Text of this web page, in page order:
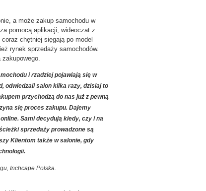
a może zakup samochodu w
pomocą aplikacji, wideoczat z
chętniej sięgają po model
rynek sprzedaży samochodów.
zakupowego.
i rzadziej pojawiają się w
odwiedzali salon kilka razy, dzisiaj to
przychodzą do nas już z pewną
się proces zakupu. Dajemy
Sami decydują kiedy, czy i na
sprzedaży prowadzone są
Klientom także w salonie, gdy
Inchcape Polska.